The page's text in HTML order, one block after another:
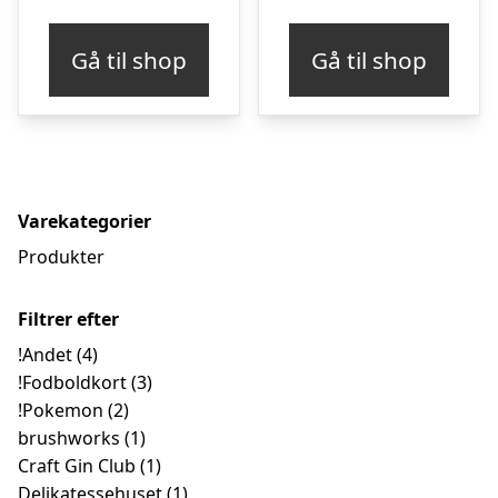
var:
kr. 795,00.kr. 695,00.
Gå til shop
var:
kr. 199,95.kr.
Gå til shop
Varekategorier
Produkter
Filtrer efter
!Andet(4)
!Fodboldkort(3)
!Pokemon (2)
brushworks (1)
Craft Gin Club (1)